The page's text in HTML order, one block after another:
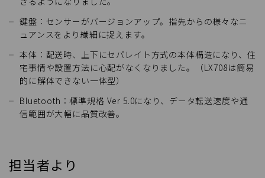
鍵盤：センサーがバージョンアップ。指先からの様々なニ
ュアンスをより繊細に捉えます。
本体：配送時、上下にセパレイト方式の本体構造になり、住
宅事情や設置方法に心配がなくなりました。（LX708は簡易
的に解体できない一体型）
Bluetooth：標準規格 Ver 5.0になり、データ転送速度や通
信範囲が大幅に品質改善。
担当者より